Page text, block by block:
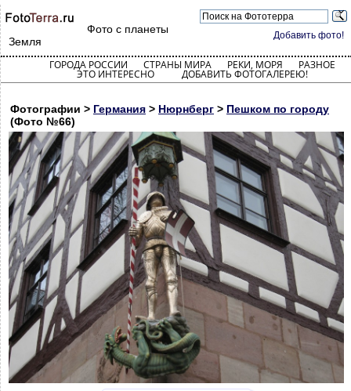
Добавить фото!
Фото с планеты
Земля
ГОРОДА РОССИИ СТРАНЫ МИРА РЕКИ, МОРЯ РАЗНОЕ
ЭТО ИНТЕРЕСНО ДОБАВИТЬ ФОТОГАЛЕРЕЮ!
Фотографии > Германия > Нюрнберг > Пешком по городу
(Фото №66)